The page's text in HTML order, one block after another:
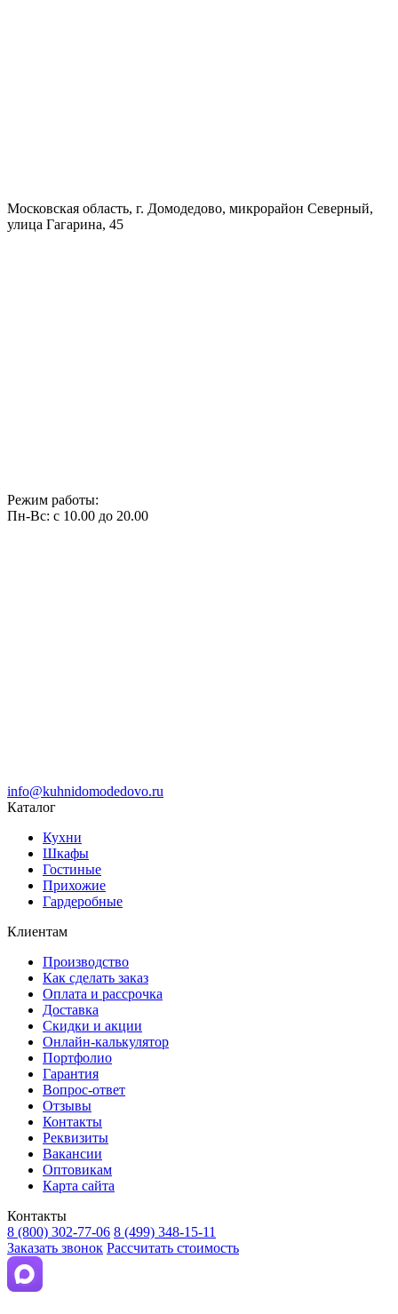
Московская область, г. Домодедово, микрорайон Северный,
улица Гагарина, 45
Режим работы:
Пн-Вс: с 10.00 до 20.00
info@kuhnidomodedovo.ru
Каталог
Кухни
Шкафы
Гостиные
Прихожие
Гардеробные
Клиентам
Производство
Как сделать заказ
Оплата и рассрочка
Доставка
Скидки и акции
Онлайн-калькулятор
Портфолио
Гарантия
Вопрос-ответ
Отзывы
Контакты
Реквизиты
Вакансии
Оптовикам
Карта сайта
Контакты
8 (800) 302-77-06 8 (499) 348-15-11
Заказать звонок Рассчитать стоимость